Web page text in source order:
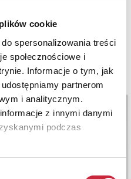
cookie
spersonalizowania treści
społecznościowe i
Informacje o tym, jak
partnerom
i analitycznym.
z innymi danymi
podczas